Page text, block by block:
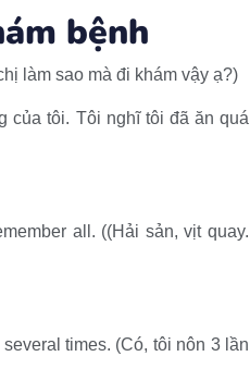
bệnh
làm sao mà đi khám vậy ạ?)
của tôi. Tôi nghĩ tôi đã ăn quá
all. ((Hải sản, vịt quay.
times. (Có, tôi nôn 3 lần